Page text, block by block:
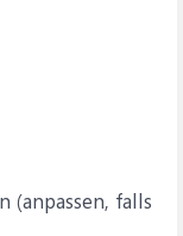
(anpassen, falls